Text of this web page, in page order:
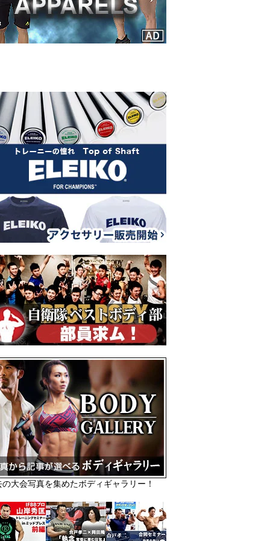
の大会写真を集めたボディギャラリー！